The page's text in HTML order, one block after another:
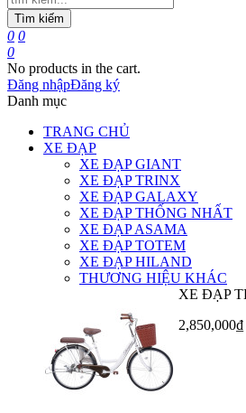
Tìm kiếm
0 0
0
No products in the cart.
Đăng nhậpĐăng ký
Danh mục
TRANG CHỦ
XE ĐẠP
XE ĐẠP GIANT
XE ĐẠP TRINX
XE ĐẠP GALAXY
XE ĐẠP THỐNG NHẤT
XE ĐẠP ASAMA
XE ĐẠP TOTEM
XE ĐẠP HILAND
THƯƠNG HIỆU KHÁC
XE ĐẠP
2,850,000₫